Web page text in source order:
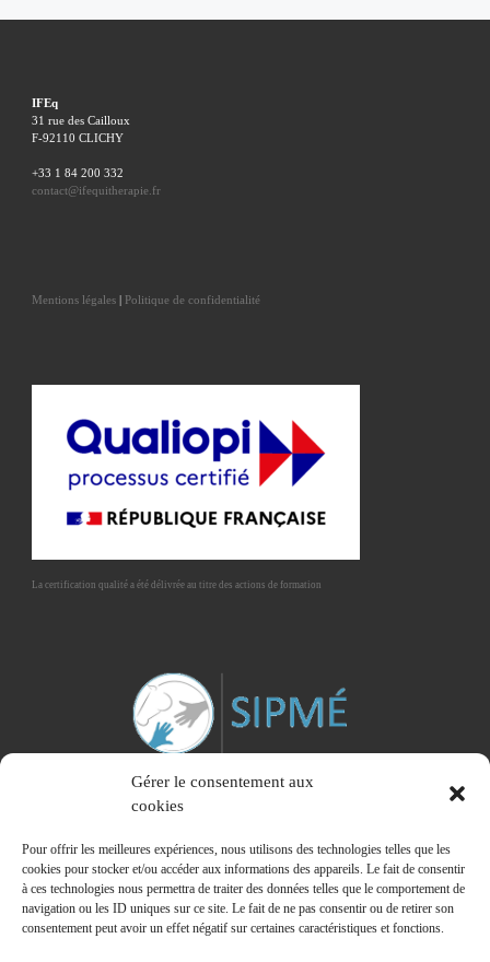
Gérer le consentement aux
cookies
Pour offrir les meilleures expériences, nous utilisons des technologies telles que les
cookies pour stocker et/ou accéder aux informations des appareils. Le fait de consentir
à ces technologies nous permettra de traiter des données telles que le comportement de
navigation ou les ID uniques sur ce site. Le fait de ne pas consentir ou de retirer son
consentement peut avoir un effet négatif sur certaines caractéristiques et fonctions.
IFEq
31 rue des Cailloux
F-92110 CLICHY
+33 1 84 200 332
contact@ifequitherapie.fr
Mentions légales| Politique de confidentialité
La certification qualité a été délivrée au titre des actions de formation
Membre du Syndicat Interprofessionnel des Praticiens de la Médiation Equine